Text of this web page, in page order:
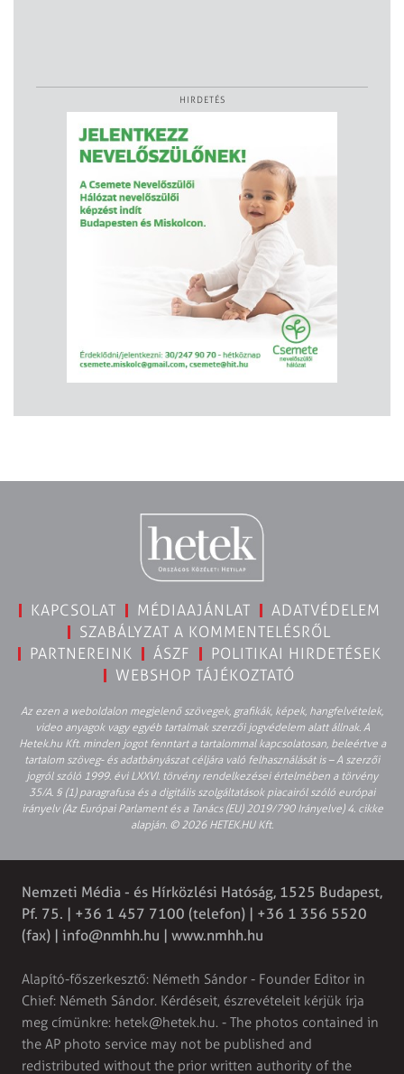
HIRDETÉS
KAPCSOLAT MÉDIAAJÁNLAT
ADATVÉDELEM
SZABÁLYZAT A KOMMENTELÉSRŐL
PARTNEREINK
ÁSZF
POLITIKAI HIRDETÉSEK
WEBSHOP TÁJÉKOZTATÓ
Az ezen a weboldalon megjelenő szövegek, grafikák, képek, hangfelvételek,
video anyagok vagy egyéb tartalmak szerzői jogvédelem alatt állnak. A
Hetek.hu Kft. minden jogot fenntart a tartalommal kapcsolatosan, beleértve a
tartalom szöveg- és adatbányászat céljára való felhasználását is – A szerzői
jogról szóló 1999. évi LXXVI. törvény rendelkezései értelmében a törvény
35/A. § (1) paragrafusa és a digitális szolgáltatások piacairól szóló európai
irányelv (Az Európai Parlament és a Tanács (EU) 2019/790 Irányelve) 4. cikke
alapján. © 2026 HETEK.HU Kft.
Nemzeti Média - és Hírközlési Hatóság, 1525 Budapest,
Pf. 75. | +36 1 457 7100 (telefon) | +36 1 356 5520
(fax) | info@nmhh.hu | www.nmhh.hu
Alapító-főszerkesztő: Németh Sándor - Founder Editor in
Chief: Németh Sándor. Kérdéseit, észrevételeit kérjük írja
meg címünkre: hetek@hetek.hu. - The photos contained in
the AP photo service may not be published and
redistributed without the prior written authority of the